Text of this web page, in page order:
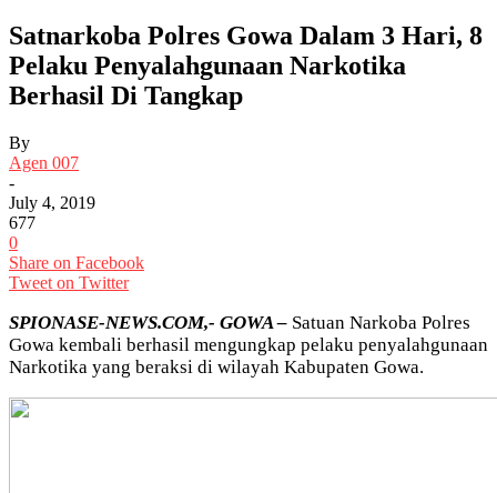
Satnarkoba Polres Gowa Dalam 3 Hari, 8
Pelaku Penyalahgunaan Narkotika
Berhasil Di Tangkap
By
Agen 007
-
July 4, 2019
677
0
Share on Facebook
Tweet on Twitter
SPIONASE-NEWS.COM,- GOWA – Satuan Narkoba Polres
Gowa kembali berhasil mengungkap pelaku penyalahgunaan
Narkotika yang beraksi di wilayah Kabupaten Gowa.